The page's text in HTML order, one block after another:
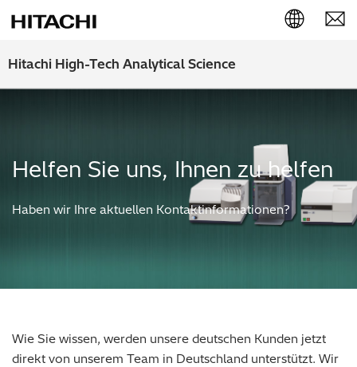
Hitachi High-Tech Analytical Science
English (EN)
日本語 (JP)
Helfen Sie uns, Ihnen zu helfen
Haben wir Ihre aktuellen Kontaktinformationen?
Wie Sie wissen, werden unsere deutschen Kunden jetzt
direkt von unserem Team in Deutschland unterstützt. Wir